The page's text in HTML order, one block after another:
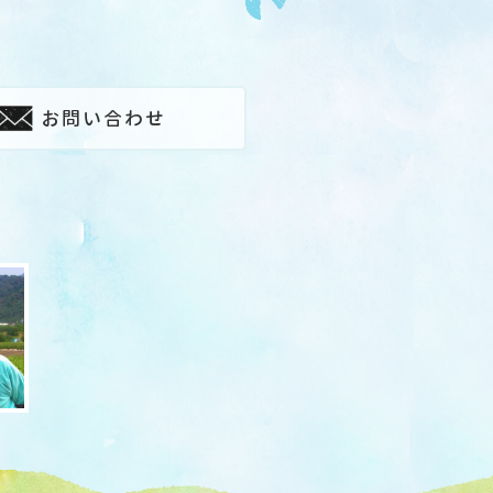
お問い合わせ